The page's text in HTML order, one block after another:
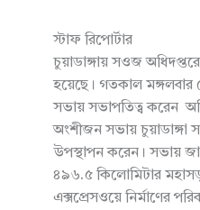
স্টাফ রিপোর্টার
চুয়াডাঙ্গায় সওজ
হয়েছে। গতকাল মঙ্গলবার
সভায় সভাপতিত্ব করেন
অংশীজন সভায় চুয়াডাঙ্গা
উপস্থাপন করেন। সভায়
৪৯৬.৫ কিলোমিটার
এক্সপ্রেসওয়ে নির্মাণের